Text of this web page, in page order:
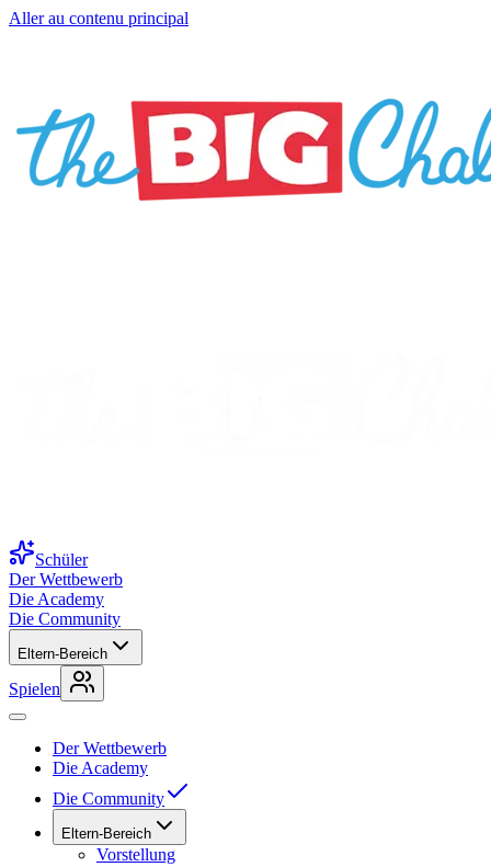
Aller au contenu principal
Schüler
Der Wettbewerb
Die Academy
Die Community
Eltern-Bereich
Spielen
Der Wettbewerb
Die Academy
Die Community
Eltern-Bereich
Vorstellung